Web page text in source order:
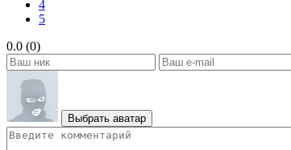
4
5
0.0 (0)
Выбрать аватар